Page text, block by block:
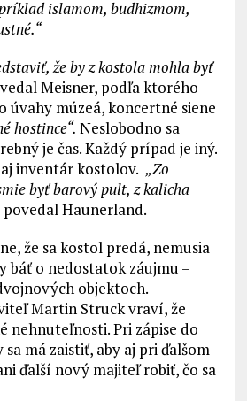
islamom, budhizmom,
že by z kostola mohla byť
Meisner, podľa ktorého
úvahy múzeá, koncertné siene
hostince“. Neslobodno sa
je čas. Každý prípad je iný.
inventár kostolov. „Zo
byť barový pult, z kalicha
povedal Haunerland.
že sa kostol predá, nemusia
báť o nedostatok záujmu –
objektoch.
Martin Struck vraví, že
nehnuteľnosti. Pri zápise do
má zaistiť, aby aj pri ďalšom
ďalší nový majiteľ robiť, čo sa